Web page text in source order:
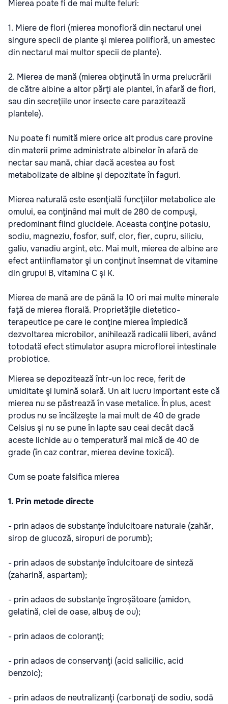
Mierea poate fi de mai multe feluri:
1. Miere de flori (mierea monofloră din nectarul unei
singure specii de plante şi mierea polifloră, un amestec
din nectarul mai multor specii de plante).
2. Mierea de mană (mierea obţinută în urma prelucrării
de către albine a altor părţi ale plantei, în afară de flori,
sau din secreţiile unor insecte care parazitează
plantele).
Nu poate fi numită miere orice alt produs care provine
din materii prime administrate albinelor în afară de
nectar sau mană, chiar dacă acestea au fost
metabolizate de albine şi depozitate în faguri.
Mierea naturală este esenţială funcţiilor metabolice ale
omului, ea conţinând mai mult de 280 de compuşi,
predominant fiind glucidele. Aceasta conţine potasiu,
sodiu, magneziu, fosfor, sulf, clor, fier, cupru, siliciu,
galiu, vanadiu argint, etc. Mai mult, mierea de albine are
efect antiinflamator şi un conţinut însemnat de vitamine
din grupul B, vitamina C şi K.
Mierea de mană are de până la 10 ori mai multe minerale
faţă de mierea florală. Proprietăţile dietetico-
terapeutice pe care le conţine mierea împiedică
dezvoltarea microbilor, anihilează radicalii liberi, având
totodată efect stimulator asupra microflorei intestinale
probiotice.
Mierea se depozitează într-un loc rece, ferit de
umiditate şi lumină solară. Un alt lucru important este că
mierea nu se păstrează în vase metalice. În plus, acest
produs nu se încălzeşte la mai mult de 40 de grade
Celsius şi nu se pune în lapte sau ceai decât dacă
aceste lichide au o temperatură mai mică de 40 de
grade (în caz contrar, mierea devine toxică).
Cum se poate falsifica mierea
1. Prin metode directe
- prin adaos de substanţe îndulcitoare naturale (zahăr,
sirop de glucoză, siropuri de porumb);
- prin adaos de substanţe îndulcitoare de sinteză
(zaharină, aspartam);
- prin adaos de substanţe îngroşătoare (amidon,
gelatină, clei de oase, albuş de ou);
- prin adaos de coloranţi;
- prin adaos de conservanţi (acid salicilic, acid
benzoic);
- prin adaos de neutralizanţi (carbonaţi de sodiu, sodă